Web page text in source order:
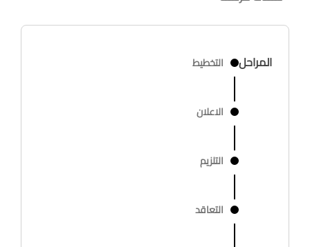
المراحل التخطيط
الاعلان
التلزيم
التعاقد